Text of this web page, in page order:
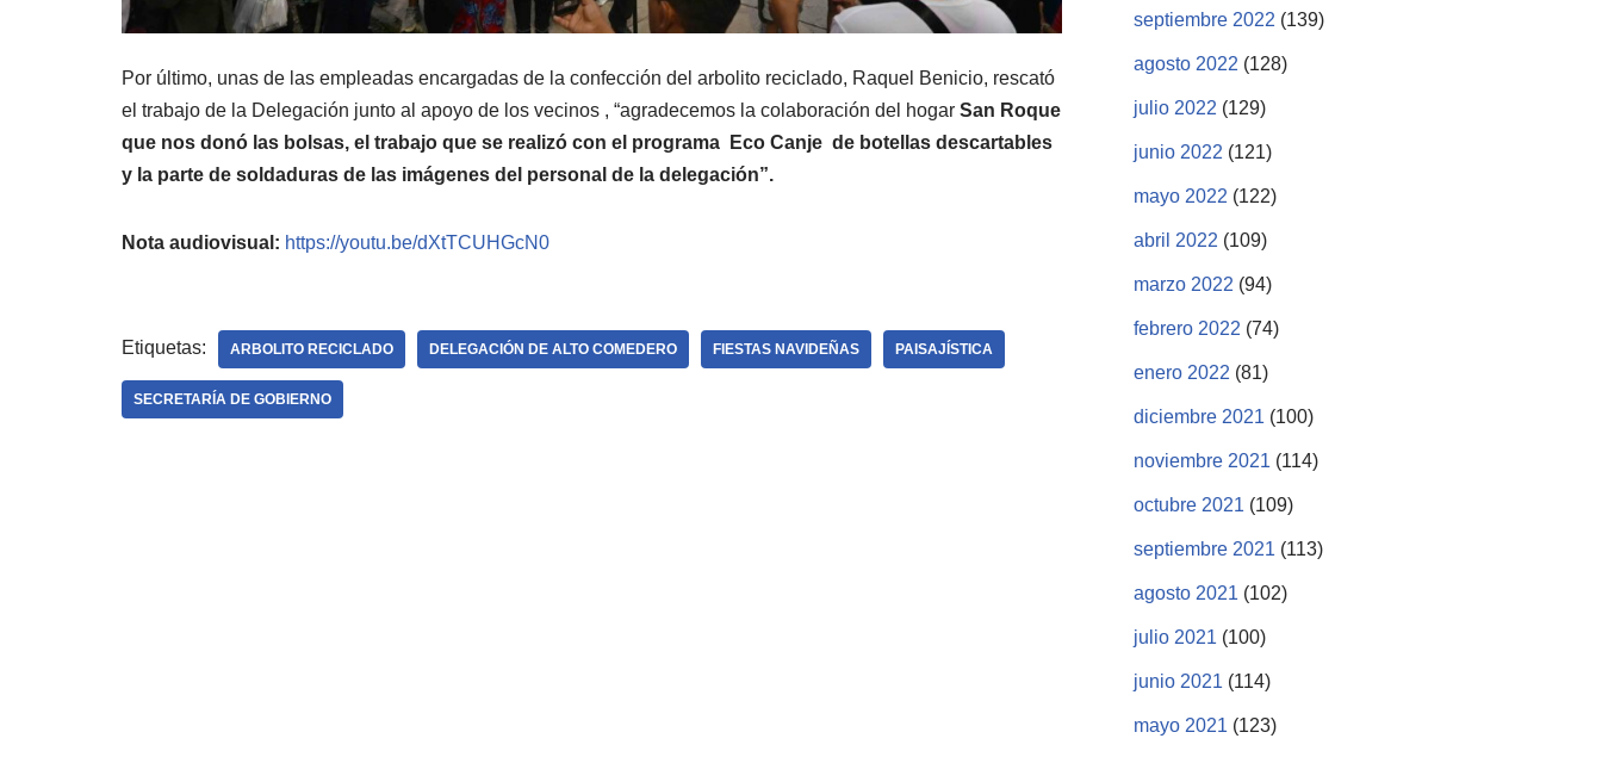
Por último, unas de las empleadas encargadas de la confección del arbolito reciclado, Raquel Benicio, rescató
el trabajo de la Delegación junto al apoyo de los vecinos , “agradecemos la colaboración del hogar San Roque
que nos donó las bolsas, el trabajo que se realizó con el programa Eco Canje de botellas descartables
y la parte de soldaduras de las imágenes del personal de la delegación”.
Nota audiovisual: https://youtu.be/dXtTCUHGcN0
Etiquetas: ARBOLITO RECICLADO DELEGACIÓN DE ALTO COMEDERO FIESTAS NAVIDEÑAS PAISAJÍSTICA
SECRETARÍA DE GOBIERNO
septiembre 2022 (139)
agosto 2022 (128)
julio 2022 (129)
junio 2022 (121)
mayo 2022 (122)
abril 2022 (109)
marzo 2022 (94)
febrero 2022 (74)
enero 2022 (81)
diciembre 2021 (100)
noviembre 2021 (114)
octubre 2021 (109)
septiembre 2021 (113)
agosto 2021 (102)
julio 2021 (100)
junio 2021 (114)
mayo 2021 (123)